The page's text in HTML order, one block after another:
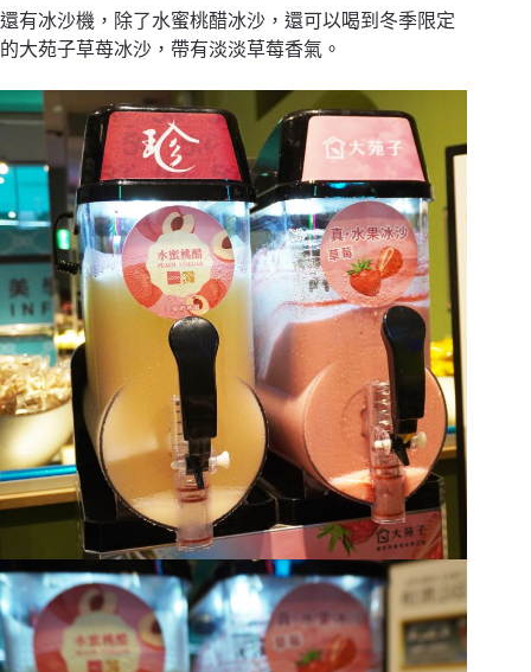
還有冰沙機，除了水蜜桃醋冰沙，還可以喝到冬季限定
的大苑子草苺冰沙，帶有淡淡草莓香氣。